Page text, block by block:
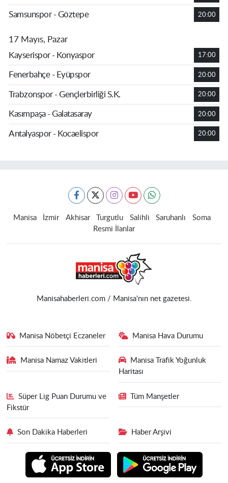
Samsunspor - Göztepe 20:00
17 Mayıs, Pazar
Kayserispor - Konyaspor
17:00
Fenerbahçe - Eyüpspor 20:00
Trabzonspor - Gençlerbirliği S.K. 20:00
Kasımpaşa - Galatasaray 20:00
Antalyaspor - Kocaelispor 20:00
Manisa İzmir Akhisar Turgutlu Salihli Saruhanlı
Soma
Resmi İlanlar
Manisahaberleri.com / Manisa'nın net gazetesi.
Manisa Nöbetçi Eczaneler Manisa Hava Durumu
Manisa Namaz Vakitleri
Manisa Trafik Yoğunluk
Haritası
Süper Lig Puan Durumu ve
Fikstür
Tüm Manşetler
Son Dakika Haberleri Haber Arşivi